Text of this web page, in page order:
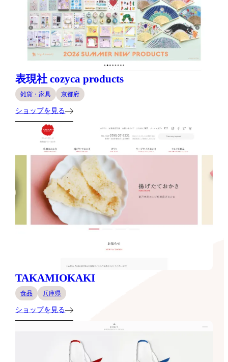
表現社 cozyca products
雑貨・家具 京都府
ショップを見る
TAKAMIOKAKI
食品 兵庫県
ショップを見る